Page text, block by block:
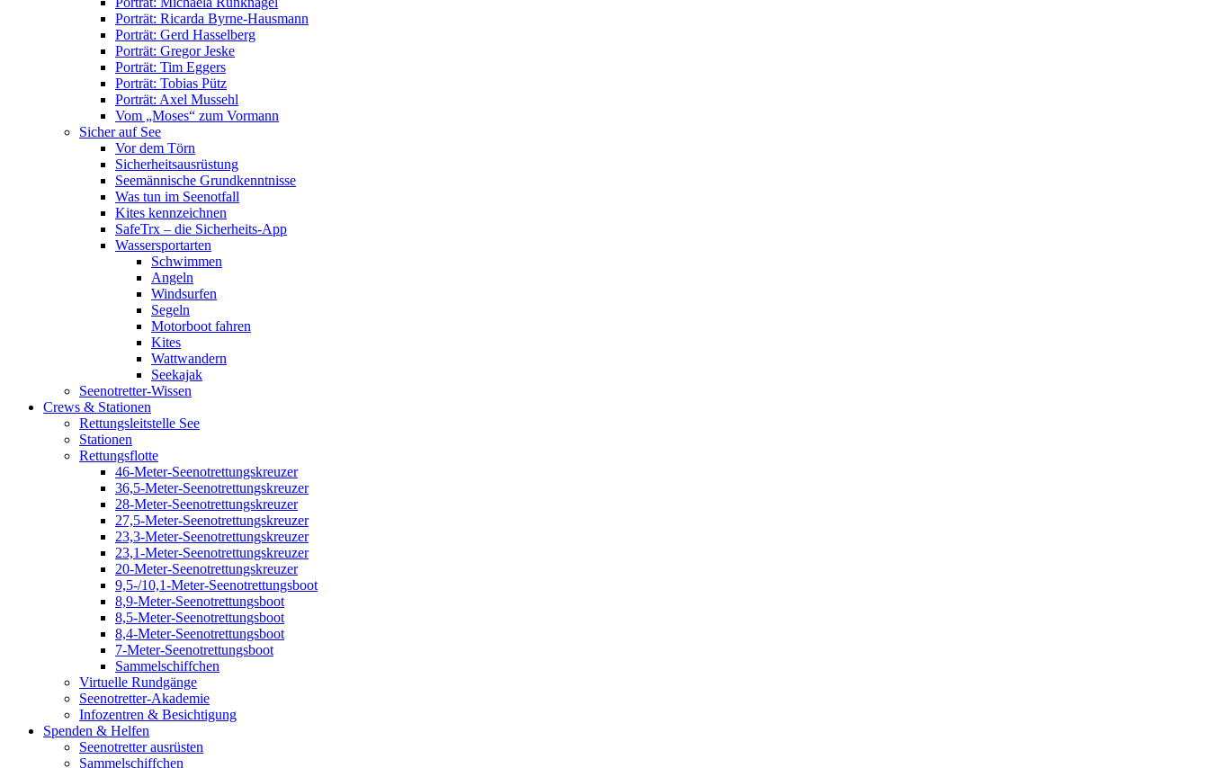
Porträt: Ricarda Byrne-Hausmann
Porträt: Gerd Hasselberg
Porträt: Gregor Jeske
Porträt: Tim Eggers
Porträt: Tobias Pütz
Porträt: Axel Mussehl
Vom „Moses“ zum Vormann
Sicher auf See
Vor dem Törn
Sicherheitsausrüstung
Seemännische Grundkenntnisse
Was tun im Seenotfall
Kites kennzeichnen
SafeTrx – die Sicherheits-App
Wassersportarten
Schwimmen
Angeln
Windsurfen
Segeln
Motorboot fahren
Kites
Wattwandern
Seekajak
Seenotretter-Wissen
Crews & Stationen
Rettungsleitstelle See
Stationen
Rettungsflotte
46-Meter-Seenotrettungskreuzer
36,5-Meter-Seenotrettungskreuzer
28-Meter-Seenotrettungskreuzer
27,5-Meter-Seenotrettungskreuzer
23,3-Meter-Seenotrettungskreuzer
23,1-Meter-Seenotrettungskreuzer
20-Meter-Seenotrettungskreuzer
9,5-/10,1-Meter-Seenotrettungsboot
8,9-Meter-Seenotrettungsboot
8,5-Meter-Seenotrettungsboot
8,4-Meter-Seenotrettungsboot
7-Meter-Seenotrettungsboot
Sammelschiffchen
Virtuelle Rundgänge
Seenotretter-Akademie
Infozentren & Besichtigung
Spenden & Helfen
Seenotretter ausrüsten
Sammelschiffchen